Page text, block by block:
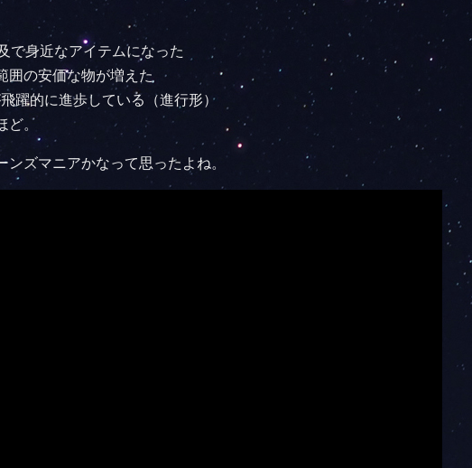
で身近なアイテムになった
囲の安価な物が増えた
躍的に進歩している（進行形）
ど。
ンズマニアかなって思ったよね。